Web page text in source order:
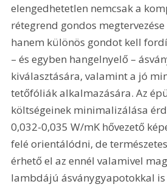
elengedhetetlen nemcsak a
rétegrend gondos megtervezése
hanem különös gondot kell
– és egyben hangelnyelő –
kiválasztására, valamint a jó
tetőfóliák alkalmazására. Az
költségeinek minimalizálása
0,032-0,035 W/mK hővezető
felé orientálódni, de
érhető el az ennél valamivel
lambdájú ásványgyapotokkal